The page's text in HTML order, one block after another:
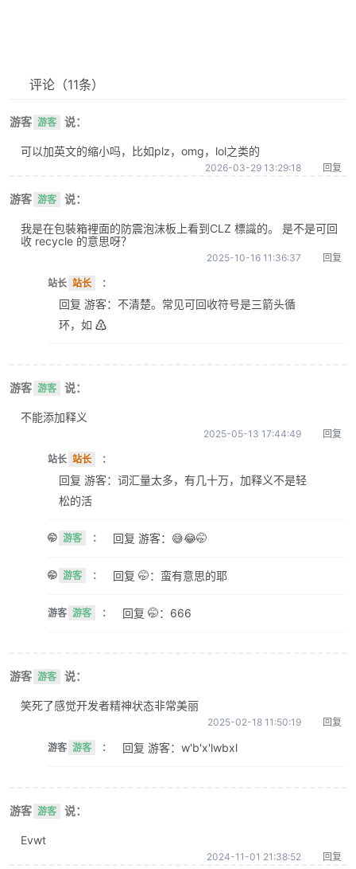
评论 （11条）
游客 游客 说：
可以加英文的缩小吗，比如plz，omg，lol之类的
2026-03-29 13:29:18 回复
游客 游客 说：
我是在包裝箱裡面的防震泡沫板上看到CLZ 標識的。 是不是可回
收 recycle 的意思呀？
2025-10-16 11:36:37 回复
站长 站长 ：
回复 游客：不清楚。常见可回收符号是三箭头循
环，如 ♴
游客 游客 说：
不能添加释义
2025-05-13 17:44:49 回复
站长 站长 ：
回复 游客：词汇量太多，有几十万，加释义不是轻
松的活
🤭 游客 ： 回复 游客：😅😂🤭
🤭 游客 ： 回复 🤭：蛮有意思的耶
游客 游客 ： 回复 🤭：666
游客 游客 说：
笑死了感觉开发者精神状态非常美丽
2025-02-18 11:50:19 回复
游客 游客 ： 回复 游客：w'b'x'lwbxl
游客 游客 说：
Evwt
2024-11-01 21:38:52 回复